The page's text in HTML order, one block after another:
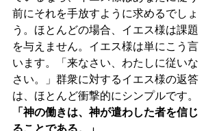
前にそれを手放すように求めるでしょ
う。ほとんどの場合、イエス様は課題
を与えません。イエス様は単にこう言
います。「来なさい、わたしに従いな
さい。」群衆に対するイエス様の返答
は、ほとんど衝撃的にシンプルです。
「神の働きは、神が遣わした者を信じ
ることである。」